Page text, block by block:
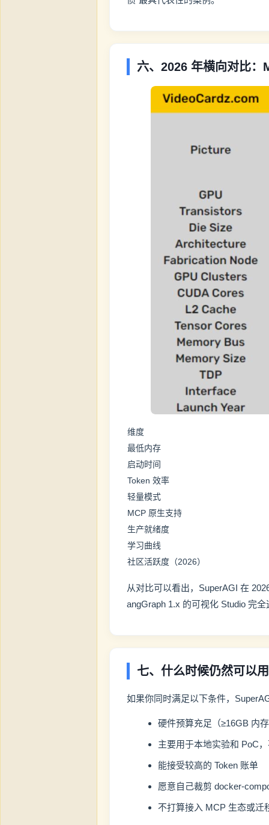
六、2026 年横向对比：
维度
最低内存
启动时间
Token 效率
轻量模式
MCP 原生支持
生产就绪度
学习曲线
社区活跃度（2026）
从对比可以看出，SuperAGI 在
angGraph 1.x 的可视化 Studio 完
七、什么时候仍然可以
如果你同时满足以下条件，
硬件预算充足（≥16GB 内
主要用于本地实验和 PoC
能接受较高的 Token 账单
愿意自己裁剪 docker-
不打算接入 MCP 生态或迁